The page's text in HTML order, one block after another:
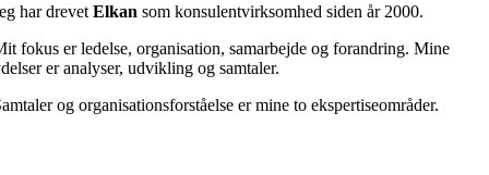
har drevet Elkan som konsulentvirksomhed siden år 2000.
fokus er ledelse, organisation, samarbejde og forandring. Mine
er analyser, udvikling og samtaler.
og organisationsforståelse er mine to ekspertiseområder.